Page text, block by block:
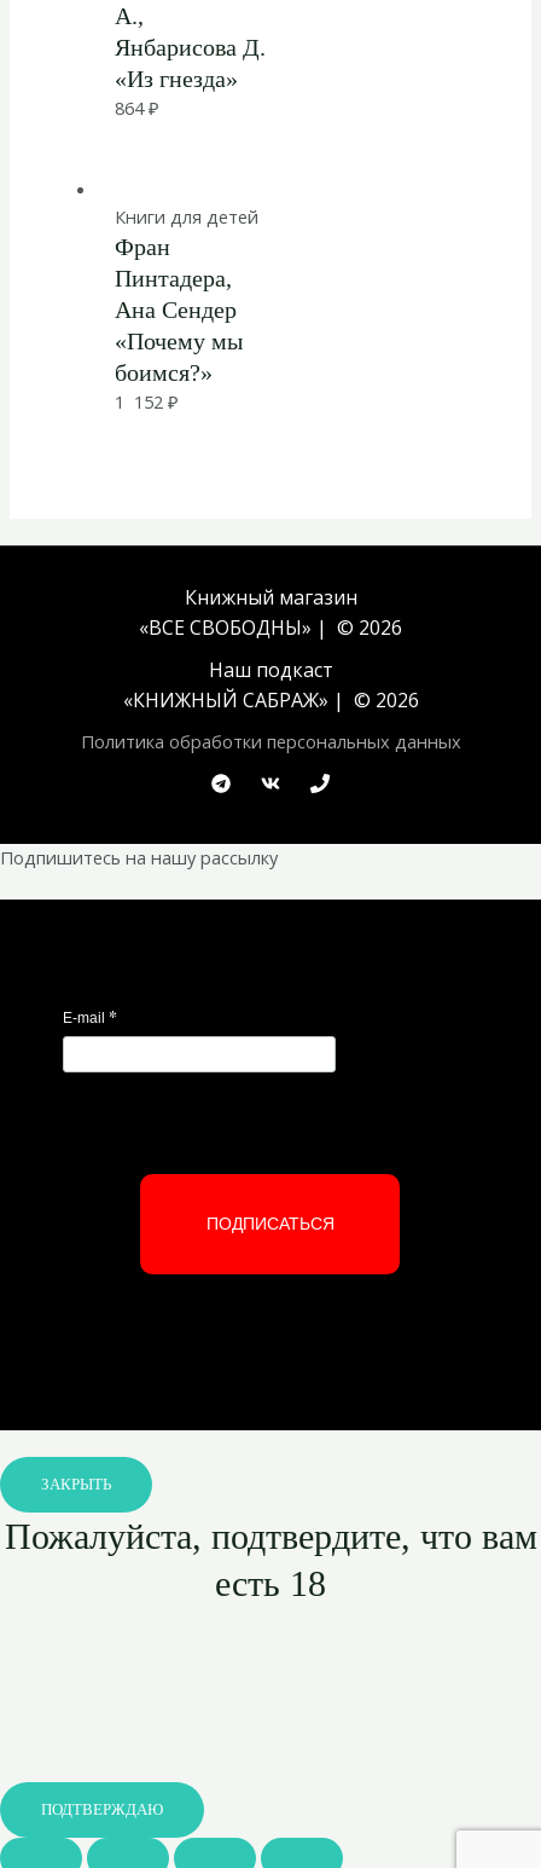
А.,
Янбарисова Д.
«Из гнезда»
864₽
Книги для детей
Фран
Пинтадера,
Ана Сендер
«Почему мы
боимся?»
1 152₽
Книжный магазин
«ВСЕ СВОБОДНЫ» | © 2026
Наш подкаст
«КНИЖНЫЙ САБРАЖ» | © 2026
Политика обработки персональных данных
Подпишитесь на нашу рассылку
E-mail *
ПОДПИСАТЬСЯ
ЗАКРЫТЬ
Пожалуйста, подтвердите, что вам
есть 18
ПОДТВЕРЖДАЮ